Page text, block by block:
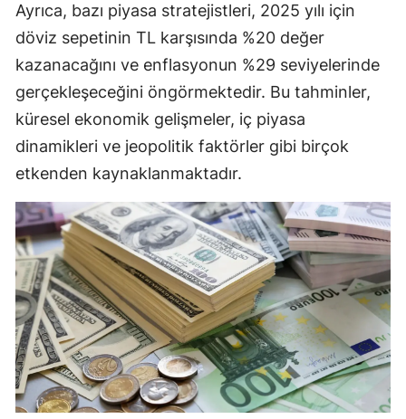
Ayrıca, bazı piyasa stratejistleri, 2025 yılı için
döviz sepetinin TL karşısında %20 değer
kazanacağını ve enflasyonun %29 seviyelerinde
gerçekleşeceğini öngörmektedir. Bu tahminler,
küresel ekonomik gelişmeler, iç piyasa
dinamikleri ve jeopolitik faktörler gibi birçok
etkenden kaynaklanmaktadır.